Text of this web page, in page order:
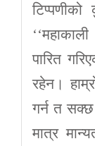
पारित
रहेन।
गर्न त
मात्र